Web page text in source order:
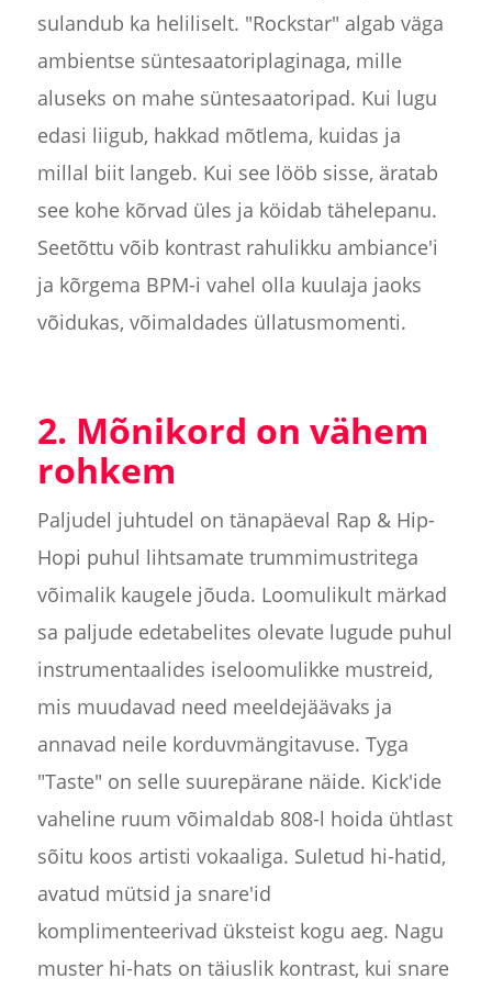
sulandub ka heliliselt. "Rockstar" algab väga
ambientse süntesaatoriplaginaga, mille
aluseks on mahe süntesaatoripad. Kui lugu
edasi liigub, hakkad mõtlema, kuidas ja
millal biit langeb. Kui see lööb sisse, äratab
see kohe kõrvad üles ja köidab tähelepanu.
Seetõttu võib kontrast rahulikku ambiance'i
ja kõrgema BPM-i vahel olla kuulaja jaoks
võidukas, võimaldades üllatusmomenti.
2. Mõnikord on vähem
rohkem
Paljudel juhtudel on tänapäeval Rap & Hip-
Hopi puhul lihtsamate trummimustritega
võimalik kaugele jõuda. Loomulikult märkad
sa paljude edetabelites olevate lugude puhul
instrumentaalides iseloomulikke mustreid,
mis muudavad need meeldejäävaks ja
annavad neile korduvmängitavuse. Tyga
"Taste" on selle suurepärane näide. Kick'ide
vaheline ruum võimaldab 808-l hoida ühtlast
sõitu koos artisti vokaaliga. Suletud hi-hatid,
avatud mütsid ja snare'id
komplimenteerivad üksteist kogu aeg. Nagu
muster hi-hats on täiuslik kontrast, kui snare